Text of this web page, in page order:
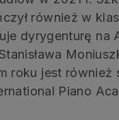
również w
dyrygenturę na
roku jest również
Piano